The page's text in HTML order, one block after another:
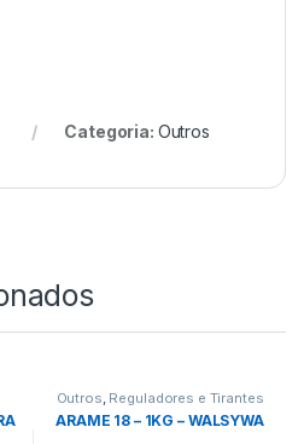
Categoria: Outros
Outros, Reguladores e Tirantes
ARAME 18 – 1KG – WALSYWA